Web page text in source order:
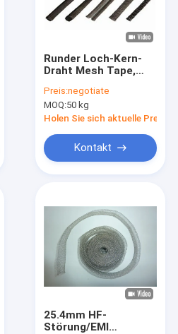
Runder Loch-Kern-
Draht Mesh Tape,
Tape 0.08-0.55mm
abschirmt
Preis:negotiate
MOQ:50 kg
Holen Sie sich aktuelle Preis
Kontakt
25.4mm HF-
Störung/EMI